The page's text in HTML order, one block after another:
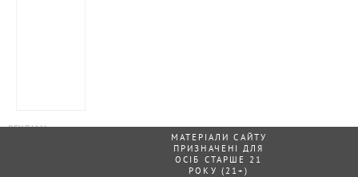
МАТЕРІАЛИ САЙТУ
ПРИЗНАЧЕНІ ДЛЯ
ОСІБ СТАРШЕ 21
РОКУ (21+)